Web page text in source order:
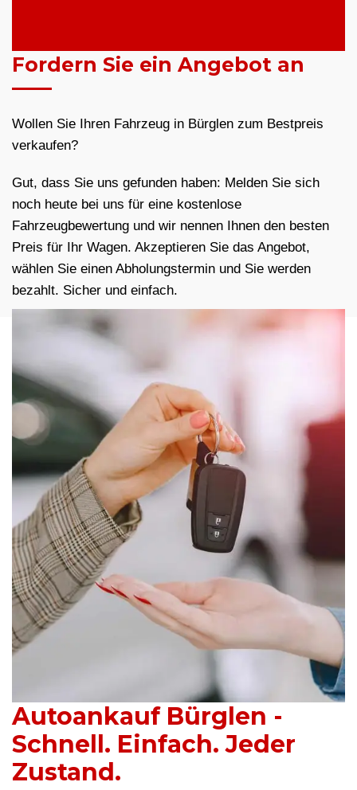
Fordern Sie ein Angebot an
Wollen Sie Ihren Fahrzeug in Bürglen zum Bestpreis
verkaufen?
Gut, dass Sie uns gefunden haben: Melden Sie sich
noch heute bei uns für eine kostenlose
Fahrzeugbewertung und wir nennen Ihnen den besten
Preis für Ihr Wagen. Akzeptieren Sie das Angebot,
wählen Sie einen Abholungstermin und Sie werden
bezahlt. Sicher und einfach.
Autoankauf Bürglen -
Schnell. Einfach. Jeder
Zustand.